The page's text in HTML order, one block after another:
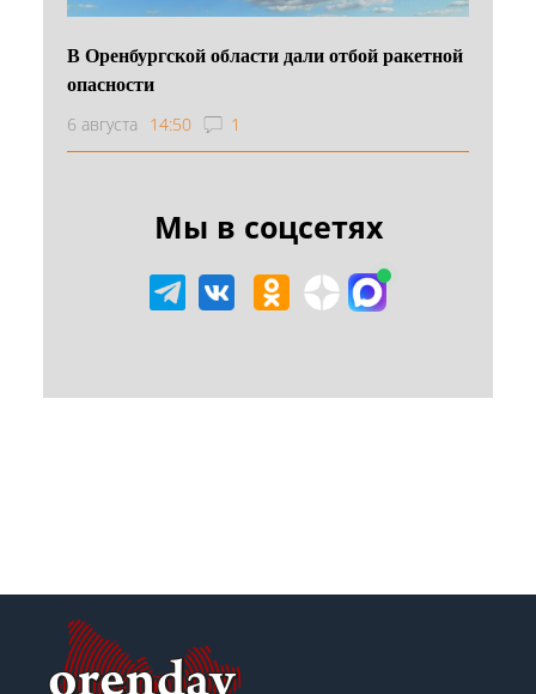
В Оренбургской области дали отбой ракетной
опасности
6 августа 14:50 1
Мы в соцсетях